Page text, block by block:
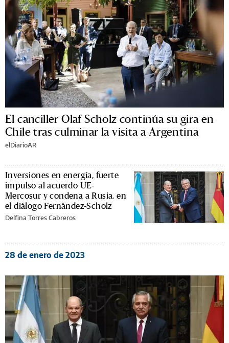
El canciller Olaf Scholz continúa su gira en
Chile tras culminar la visita a Argentina
elDiarioAR
Inversiones en energía, fuerte
impulso al acuerdo UE-
Mercosur y condena a Rusia, en
el diálogo Fernández-Scholz
Delfina Torres Cabreros
28 de enero de 2023